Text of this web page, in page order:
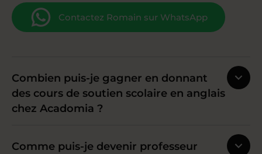
Contactez Romain sur WhatsApp
Combien puis-je gagner en donnant
des cours de soutien scolaire en anglais
chez Acadomia ?
Comme puis-je devenir professeur